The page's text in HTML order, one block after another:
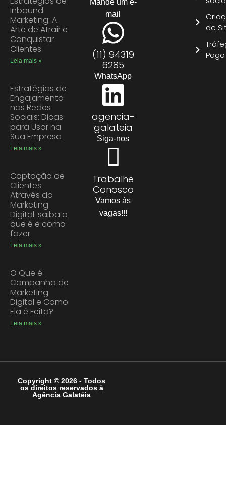
Inbound
Marketing: A
Arte de Atrair e
Conquistar
Clientes
Leia mais »
Estratégias de
Engajamento
nas Redes
Sociais: Dicas
para Usar na
Sua Empresa
Leia mais »
Captação de
Clientes
Através do
Marketing
Digital: saiba o
que é e como
fazer
Leia mais »
O Que é
Campanha de
Marketing
Digital e Como
Ela é Feita?
Leia mais »
Mande um e-
mail
(11) 94319
6285
WhatsApp
agencia-
galateia
Siga-nos
Trabalhe
Conosco
Vamos às
vagas!!!
de
Pago
Copyright © 2026 - Todos
os direitos reservados à
Agência Galatéia